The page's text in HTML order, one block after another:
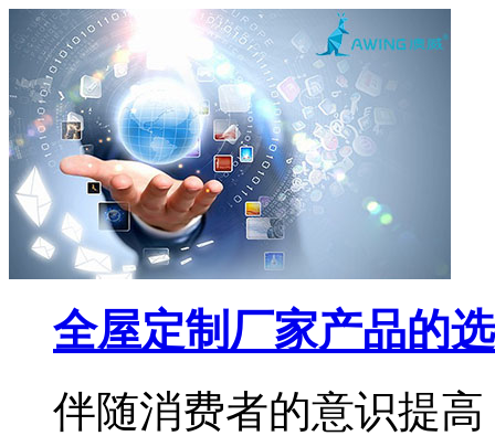
全屋定制厂家产品的
伴随消费者的意识提